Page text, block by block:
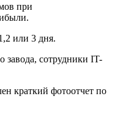
при
или 3 дня.
завода, сотрудники IT-
краткий фотоотчет по